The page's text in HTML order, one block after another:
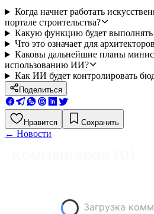
Когда начнет работать
портале строительства?
Какую функцию будет
Что это означает для
Каковы дальнейшие планы
использованию ИИ?
Как ИИ будет контролировать
Поделиться
Нравится Сохранить
← Новости
Загрузка